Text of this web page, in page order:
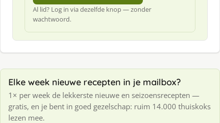
Al lid? Log in via dezelfde knop — zonder
wachtwoord.
Elke week nieuwe recepten in je mailbox?
1× per week de lekkerste nieuwe en seizoensrecepten —
gratis, en je bent in goed gezelschap: ruim 14.000 thuiskoks
lezen mee.